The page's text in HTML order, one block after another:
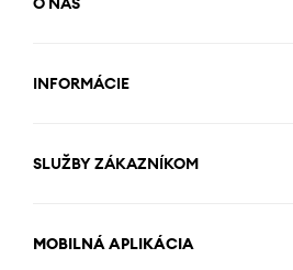
INFORMÁCIE
SLUŽBY ZÁKAZNÍKOM
MOBILNÁ APLIKÁCIA